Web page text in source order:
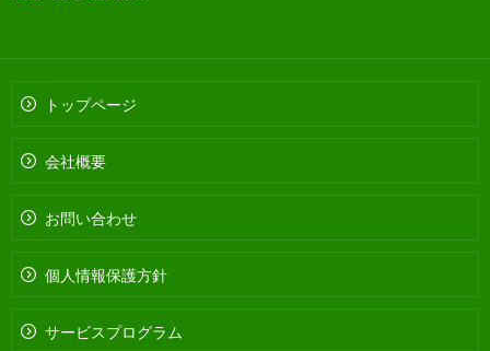
トップページ
会社概要
お問い合わせ
個人情報保護方針
サービスプログラム